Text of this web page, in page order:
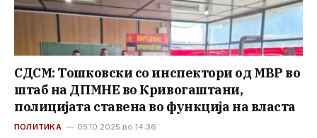
СДСМ: Тошковски со инспектори од МВР во
штаб на ДПМНЕ во Кривогаштани,
полицијата ставена во функција на власта
ПОЛИТИКА 05.10.2025 во 14:36